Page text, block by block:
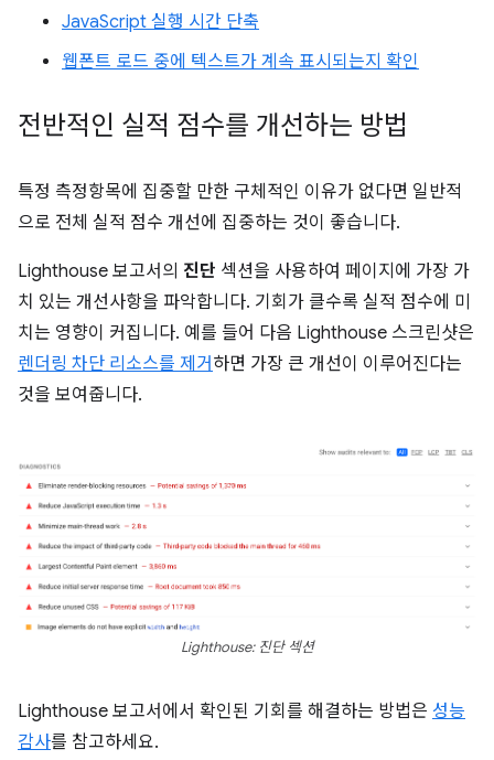
JavaScript 실행 시간 단축
웹폰트 로드 중에 텍스트가 계속 표시되는지 확인
전반적인 실적 점수를 개선하는 방법
특정 측정항목에 집중할 만한 구체적인 이유가 없다면 일반적
으로 전체 실적 점수 개선에 집중하는 것이 좋습니다.
Lighthouse 보고서의 진단 섹션을 사용하여 페이지에 가장 가
치 있는 개선사항을 파악합니다. 기회가 클수록 실적 점수에 미
치는 영향이 커집니다. 예를 들어 다음 Lighthouse 스크린샷은
렌더링 차단 리소스를 제거 하면 가장 큰 개선이 이루어진다는
것을 보여줍니다.
Lighthouse: 진단 섹션
Lighthouse 보고서에서 확인된 기회를 해결하는 방법은 성능
감사를 참고하세요.